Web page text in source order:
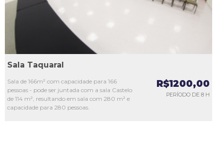
Sala Taquaral
Sala de 166m² com capacidade para 166
pessoas - pode ser juntada com a sala Castelo
de 114 m², resultando em sala com 280 m² e
capacidade para 280 pessoas.
R$1200,00
PERÍODO DE 8 H